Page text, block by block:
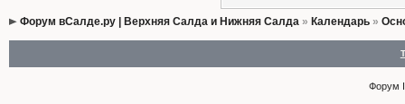
Форум вСалде.ру | Верхняя Салда и Нижняя Салда» Календарь»
Форум